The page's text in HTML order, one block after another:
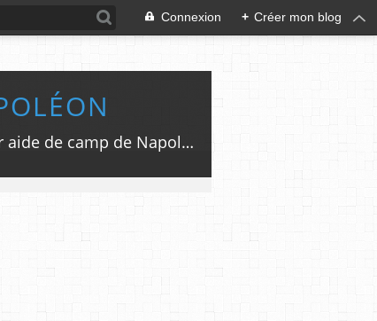
Connexion + Créer mon blog
Site de recherches sur le général Andoche Junot (1771-1813), duc d'Abrantès, Premier aide de camp de Napoléon. Campagne Egypte, Portugal, Espagne, Russie. Famille de Laure de la duchesse d'Abrantès. Biographie par Sylvain Dubief. Photos Bussy-le-Grand et Montbard.